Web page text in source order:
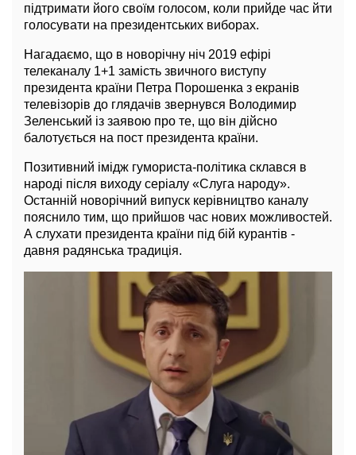
підтримати його своїм голосом, коли прийде час йти
голосувати на президентських виборах.
Нагадаємо, що в новорічну ніч 2019 ефірі
телеканалу 1+1 замість звичного виступу
президента країни Петра Порошенка з екранів
телевізорів до глядачів звернувся Володимир
Зеленський із заявою про те, що він дійсно
балотується на пост президента країни.
Позитивний імідж гумориста-політика склався в
народі після виходу серіалу «Слуга народу».
Останній новорічний випуск керівництво каналу
пояснило тим, що прийшов час нових можливостей.
А слухати президента країни під бій курантів -
давня радянська традиція.